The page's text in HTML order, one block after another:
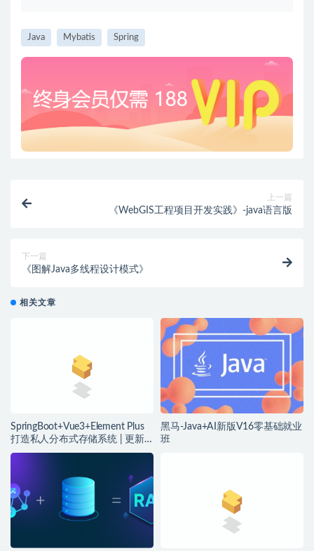
Java Mybatis Spring
上一篇
《WebGIS工程项目开发实践》-java语言版
下一篇
《图解Java多线程设计模式》
相关文章
SpringBoot+Vue3+Element Plus
打造私人分布式存储系统 | 更新
完结
黑马-Java+AI新版V16零基础就业
班